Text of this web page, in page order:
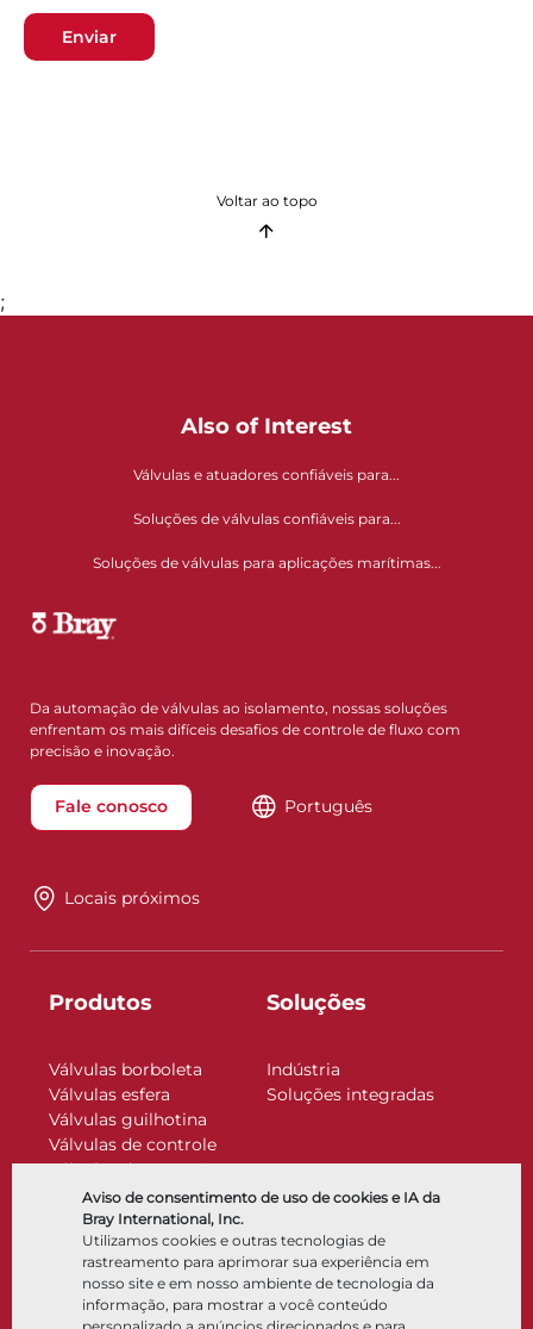
Aviso de consentimento de uso de cookies e IA da
Bray International, Inc.
Utilizamos cookies e outras tecnologias de
rastreamento para aprimorar sua experiência em
nosso site e em nosso ambiente de tecnologia da
informação, para mostrar a você conteúdo
Enviar
Voltar ao topo
;
Also of Interest
Válvulas e atuadores confiáveis para...
Soluções de válvulas confiáveis para...
Soluções de válvulas para aplicações marítimas...
Da automação de válvulas ao isolamento, nossas soluções
enfrentam os mais difíceis desafios de controle de fluxo com
precisão e inovação.
Fale conosco Português
Locais próximos
Produtos
Válvulas borboleta
Válvulas esfera
Válvulas guilhotina
Válvulas de controle
Válvulas de retenção
Atuadores
Acessórios de controle
Criogênico
Soluções
Indústria
Soluções integradas
Empresa Recursos